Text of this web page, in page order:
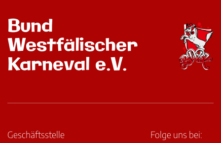
Bund
Westfälischer
Karneval e.V.
Geschäftsstelle
Folge uns bei: